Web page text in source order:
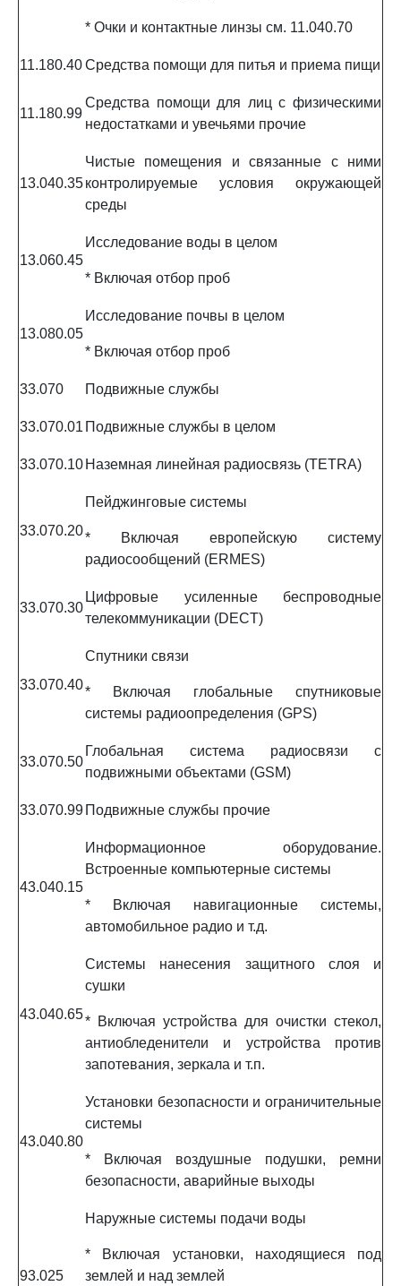
* Очки и контактные линзы см. 11.040.70
11.180.40Средства помощи для питья и приема пищи
11.180.99
Средства помощи для лиц с физическими
недостатками и увечьями прочие
13.040.35
Чистые помещения и связанные с ними
контролируемые условия окружающей
среды
13.060.45
Исследование воды в целом
* Включая отбор проб
13.080.05
Исследование почвы в целом
* Включая отбор проб
33.070 Подвижные службы
33.070.01 Подвижные службы в целом
33.070.10 Наземная линейная радиосвязь (TETRA)
33.070.20
Пейджинговые системы
* Включая европейскую систему
радиосообщений (ERMES)
33.070.30
Цифровые усиленные беспроводные
телекоммуникации (DECT)
33.070.40
Спутники связи
* Включая глобальные спутниковые
системы радиоопределения (GPS)
33.070.50
Глобальная система радиосвязи с
подвижными объектами (GSM)
33.070.99 Подвижные службы прочие
43.040.15
Информационное оборудование.
Встроенные компьютерные системы
* Включая навигационные системы,
автомобильное радио и т.д.
43.040.65
Системы нанесения защитного слоя и
сушки
* Включая устройства для очистки стекол,
антиобледенители и устройства против
запотевания, зеркала и т.п.
43.040.80
Установки безопасности и ограничительные
системы
* Включая воздушные подушки, ремни
безопасности, аварийные выходы
93.025
Наружные системы подачи воды
* Включая установки, находящиеся под
землей и над землей